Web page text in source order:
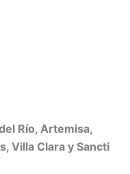
Río, Artemisa,
Villa Clara y Sancti